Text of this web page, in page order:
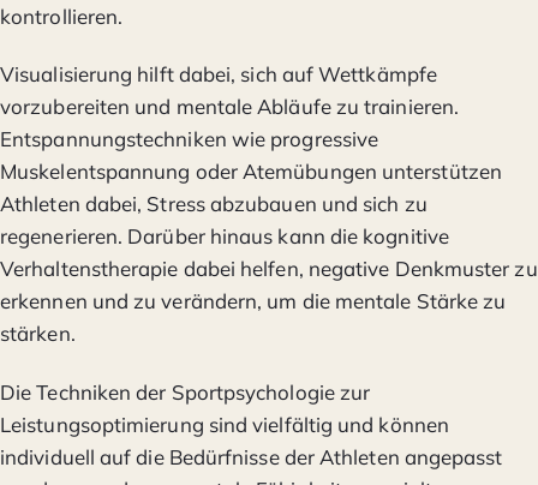
kontrollieren.
Visualisierung hilft dabei, sich auf Wettkämpfe
vorzubereiten und mentale Abläufe zu trainieren.
Entspannungstechniken wie progressive
Muskelentspannung oder Atemübungen unterstützen
Athleten dabei, Stress abzubauen und sich zu
regenerieren. Darüber hinaus kann die kognitive
Verhaltenstherapie dabei helfen, negative Denkmuster zu
erkennen und zu verändern, um die mentale Stärke zu
stärken.
Die Techniken der Sportpsychologie zur
Leistungsoptimierung sind vielfältig und können
individuell auf die Bedürfnisse der Athleten angepasst